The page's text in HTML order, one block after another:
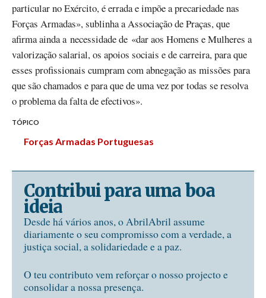
particular no Exército, é errada e impõe a precariedade nas
Forças Armadas», sublinha a Associação de Praças, que
afirma ainda a necessidade de «dar aos Homens e Mulheres a
valorização salarial, os apoios sociais e de carreira, para que
esses profissionais cumpram com abnegação as missões para
que são chamados e para que de uma vez por todas se resolva
o problema da falta de efectivos».
TÓPICO
Forças Armadas Portuguesas
Contribui para uma boa
ideia
Desde há vários anos, o AbrilAbril assume
diariamente o seu compromisso com a verdade, a
justiça social, a solidariedade e a paz.
O teu contributo vem reforçar o nosso projecto e
consolidar a nossa presença.